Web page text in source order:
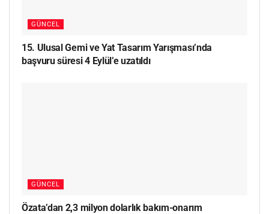
GÜNCEL
15. Ulusal Gemi ve Yat Tasarım Yarışması’nda
başvuru süresi 4 Eylül’e uzatıldı
GÜNCEL
Özata’dan 2,3 milyon dolarlık bakım-onarım